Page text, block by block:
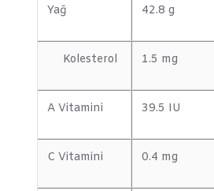
Yağ 42.8 g
Kolesterol 1.5 mg
A Vitamini 39.5 IU
C Vitamini 0.4 mg